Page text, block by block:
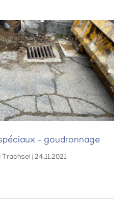
– goudronnage
Trachsel |24.11.2021